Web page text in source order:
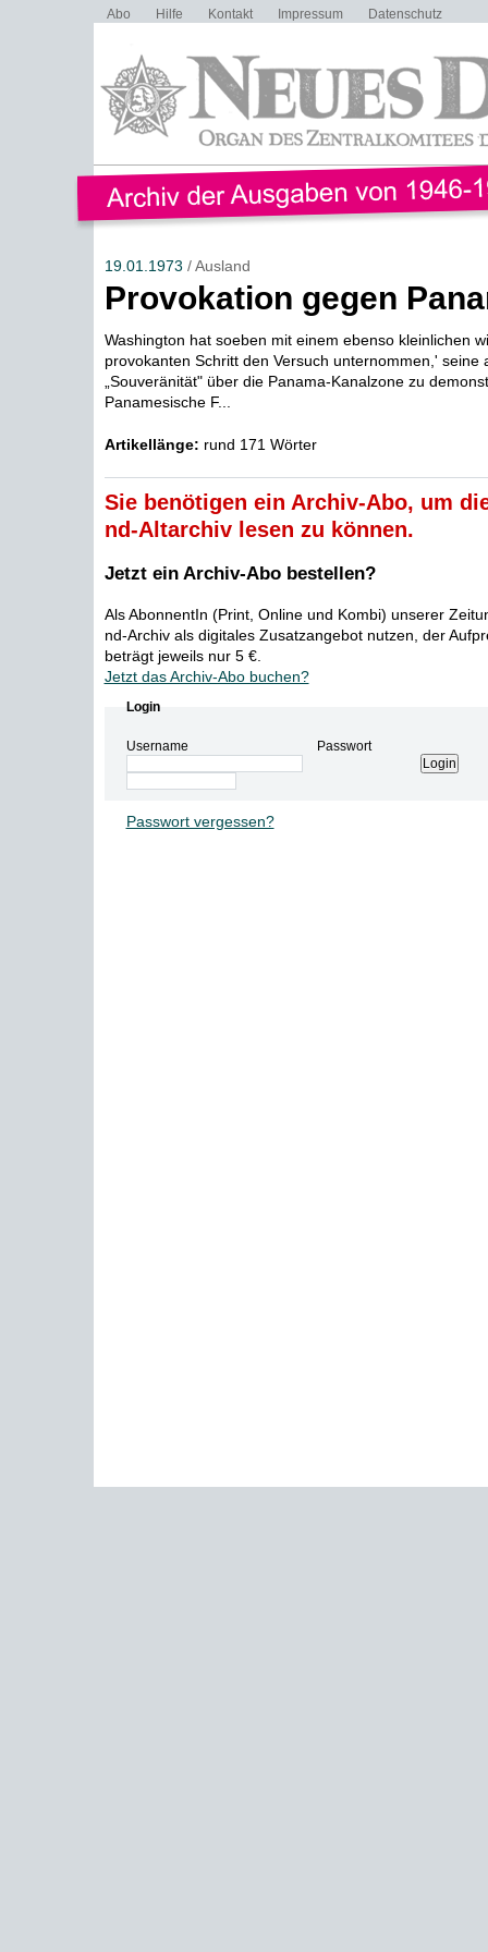
Abo Hilfe Kontakt Impressum Datenschutz
19.01.1973 / Ausland
Provokation gegen
Washington hat soeben mit einem ebenso kleinlichen
provokanten Schritt den Versuch unternommen,' seine
„Souveränität" über die Panama-Kanalzone zu
Panamesische F...
Artikellänge: rund 171 Wörter
Sie benötigen ein Archiv-Abo, um
nd-Altarchiv lesen zu können.
Jetzt ein Archiv-Abo bestellen?
Als AbonnentIn (Print, Online und Kombi) unserer
nd-Archiv als digitales Zusatzangebot nutzen, der
beträgt jeweils nur 5 €.
Jetzt das Archiv-Abo buchen?
Login
Username Passwort
Passwort vergessen?